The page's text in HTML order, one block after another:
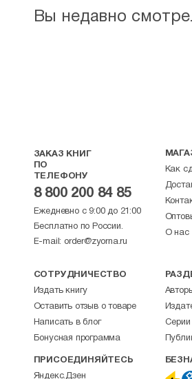
Вы недавно
ЗАКАЗ КНИГ
ПО
ТЕЛЕФОНУ
8 800 200 84 85
Ежедневно с 9:00 до 21:00
Бесплатно по России.
E-mail: order@zyorna.ru
Как
О нас
СОТРУДНИЧЕСТВО
Издать книгу
Оставить отзыв о товаре
Написать в блог
Бонусная программа
Серии
ПРИСОЕДИНЯЙТЕСЬ
Яндекс.Дзен